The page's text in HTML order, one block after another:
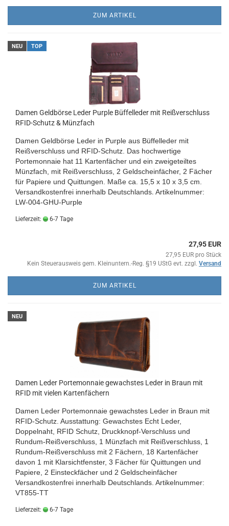
ZUM ARTIKEL
NEU TOP
Damen Geldbörse Leder Purple Büffelleder mit Reißverschluss
RFID-Schutz & Münzfach
Damen Geldbörse Leder in Purple aus Büffelleder mit
Reißverschluss und RFID-Schutz. Das hochwertige
Portemonnaie hat 11 Kartenfächer und ein zweigeteiltes
Münzfach, mit Reißverschluss, 2 Geldscheinfächer, 2 Fächer
für Papiere und Quittungen. Maße ca. 15,5 x 10 x 3,5 cm.
Versandkostenfrei innerhalb Deutschlands. Artikelnummer:
LW-004-GHU-Purple
Lieferzeit: 6-7 Tage
27,95 EUR
27,95 EUR pro Stück
Kein Steuerausweis gem. Kleinuntern.-Reg. §19 UStG evt. zzgl. Versand
ZUM ARTIKEL
NEU
Damen Leder Portemonnaie gewachstes Leder in Braun mit
RFID mit vielen Kartenfächern
Damen Leder Portemonnaie gewachstes Leder in Braun mit
RFID-Schutz. Ausstattung: Gewachstes Echt Leder,
Doppelnaht, RFID Schutz, Druckknopf-Verschluss und
Rundum-Reißverschluss, 1 Münzfach mit Reißverschluss, 1
Rundum-Reißverschluss mit 2 Fächern, 18 Kartenfächer
davon 1 mit Klarsichtfenster, 3 Fächer für Quittungen und
Papiere, 2 Einsteckfächer und 2 Geldscheinfächer
Versandkostenfrei innerhalb Deutschlands. Artikelnummer:
VT855-TT
Lieferzeit: 6-7 Tage